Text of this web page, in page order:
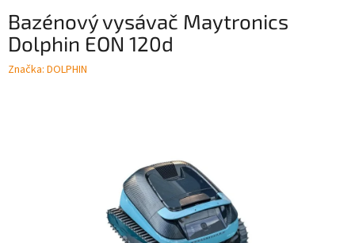
Bazénový vysávač Maytronics
Dolphin EON 120d
Značka: DOLPHIN